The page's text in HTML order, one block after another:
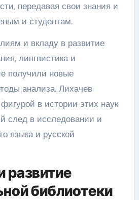
передавая свои знания и
и студентам.
и вкладу в развитие
лингвистика и
получили новые
анализа. Лихачев
в истории этих наук
след в исследовании и
языка и русской
развитие
библиотеки